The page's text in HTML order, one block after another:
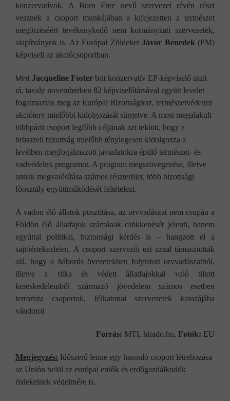
konzervatívok. A Born Free nevű szervezet révén részt
vesznek a csoport munkájában a kifejezetten a természet
megőrzéséért tevékenykedő nem kormányzati szervezetek,
alapítványok is. Az Európai Zöldeket Jávor Benedek (PM)
képviseli az akciócsoportban.
Mint Jacqueline Foster brit konzervatív EP-képviselő utalt
rá, tavaly novemberben 82 képviselőtársával együtt levelet
fogalmaztak meg az Európai Bizottsághoz, természetvédelmi
akcióterv mielőbbi kidolgozását sürgetve. A most megalakult
többpárti csoport legfőbb céljának azt tekinti, hogy a
brüsszeli bizottság mielőbb ténylegesen kidolgozza a
levélben megfogalmazott javaslatokra épülő természet- és
vadvédelmi programot. A program megszövegezése, illetve
annak megvalósítása számos részterület, több bizottsági
főosztály együttműködését feltételezi.
A vadon élő állatok pusztítása, az orvvadászat nem csupán a
Földön élő állatfajok számának csökkenését jelenti, hanem
egyúttal politikai, biztonsági kérdés is – hangzott el a
sajtóértekezleten. A csoport szervezői ezt azzal támasztották
alá, hogy a háborús övezetekben folytatott orvvadászatból,
illetve a ritka és védett állatfajokkal való tiltott
kereskedelemből származó jövedelem számos esetben
terrorista csoportok, félkatonai szervezetek kasszájába
vándorol
Forrás: MTI, hirado.hu, Fotók: EU
Megjegyzés: Időszerű lenne egy hasonló csoport létrehozása
az Unión belül az európai erdők és erdőgazdálkodók
érdekeinek védelmére is.